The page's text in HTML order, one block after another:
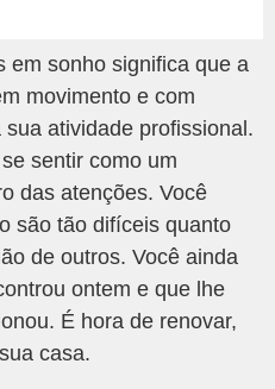
em sonho significa que a
movimento e com
atividade profissional.
sentir como um
das atenções. Você
são tão difíceis quanto
de outros. Você ainda
ontem e que lhe
É hora de renovar,
casa.